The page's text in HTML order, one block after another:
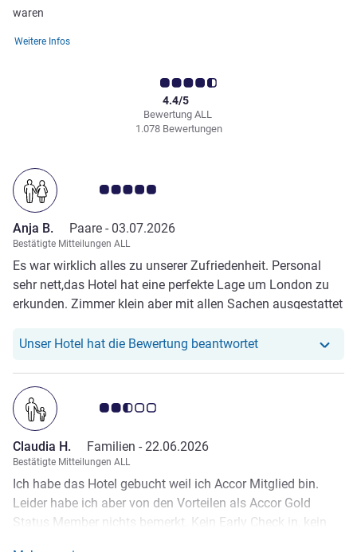
waren
Weitere Infos
Bewertung ALL
4.4/5
1.078 Bewertungen
Note Kundenmeinungen 5.0/5
Anja B. Paare - 03.07.2026
Bestätigte Mitteilungen ALL
Es war wirklich alles zu unserer Zufriedenheit. Personal
sehr nett,das Hotel hat eine perfekte Lage um London zu
erkunden. Zimmer klein aber mit allen Sachen ausgestattet
würde wieder bei euch wohnen
Unser Hotel hat die Bewertung beantwortetUnser Hotel hat
Note Kundenmeinungen 2.5/5
Claudia H. Familien - 22.06.2026
Bestätigte Mitteilungen ALL
Ich habe das Hotel gebucht weil ich Accor Mitglied bin.
Leider habe ich aber von den Vorteilen als Accor Gold
Status Member nichts bemerkt. Kein Early Check in, kein